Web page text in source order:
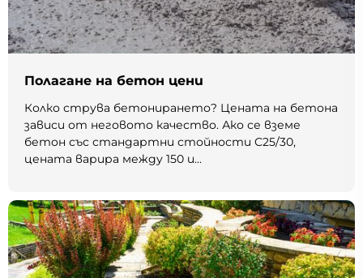
Полагане на бетон цени
Колко струва бетонирането? Цената на бетона
зависи от неговото качество. Ако се вземе
бетон със стандартни стойности C25/30,
цената варира между 150 и...